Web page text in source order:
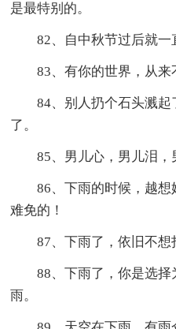
是最特别的。
82、自中秋节过后就一
83、有你的世界，从来
84、别人扔个石头溅
了。
85、男儿心，男儿泪，
86、下雨的时候，越
难免的！
87、下雨了，依旧不想
88、下雨了，你是选
雨。